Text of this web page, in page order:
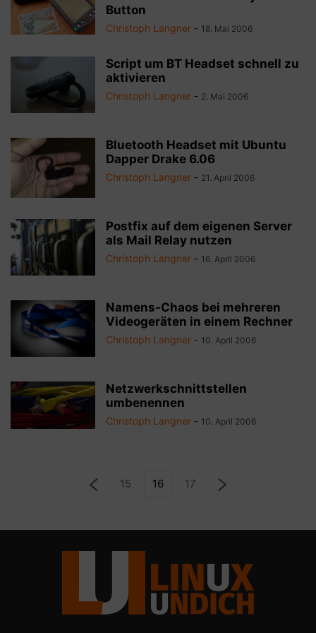
Button
Christoph Langner - 18. Mai 2006
Script um BT Headset schnell zu
aktivieren
Christoph Langner - 2. Mai 2006
Bluetooth Headset mit Ubuntu
Dapper Drake 6.06
Christoph Langner - 21. April 2006
Postfix auf dem eigenen Server
als Mail Relay nutzen
Christoph Langner - 16. April 2006
Namens-Chaos bei mehreren
Videogeräten in einem Rechner
Christoph Langner - 10. April 2006
Netzwerkschnittstellen
umbenennen
Christoph Langner - 10. April 2006
15 16 17